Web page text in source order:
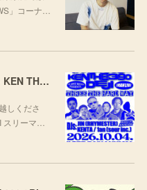
」コーナ…
[LIVE] 10月4日(日) TARO SOUL × KEN THE 390 × DEJI スリーマンLIVE "THREE THE HARD WAY” @ ORD. 代官山
しくださ
リーマ…